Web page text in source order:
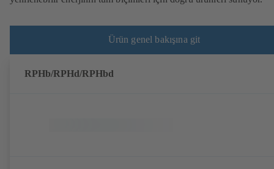
Ürün genel bakışına git
RPHb/RPHd/RPHbd